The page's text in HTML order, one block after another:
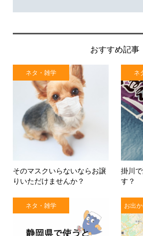
おすすめ記事
ネタ・雑学
そのマスクいらないならお譲
りいただけませんか？
ネ
掛川
す？
ネタ・雑学 お出